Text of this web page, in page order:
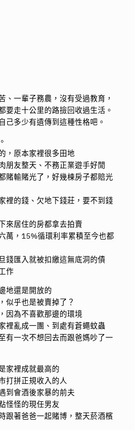
、一輩子務農，沒有受過教育，
要走十公里的路撿回收過生活。
己多少有遺傳到這種性格吧。
，原本家裡很多田地
朋友整天、不務正業遊手好閒
賭輸賭光了，好幾棟房子都賠光
裡的錢、欠地下錢莊，要不到錢
來居住的房都拿去拍賣
萬，15%循環利率累積至今也都
錢匯入就被扣繳這無底洞的債
作
地還是開放的
似乎也是被賣掉了？
因為不喜歡那邊的環境
裡亂成一團、到處有蒼蠅蚊蟲
有一次不想回去而跟爸媽吵了一
家裡成就最高的
打拼正規收入的人
到會酒後家暴的前夫
怪怪的現任男友
跟著爸爸一起賭博，整天菸酒檳